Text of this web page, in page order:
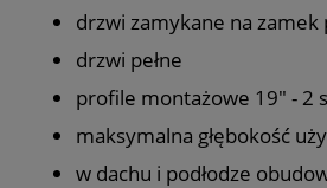
drzwi zamykane na
drzwi pełne
profile montażowe 19" - 2
maksymalna głębokość
w dachu i podłodze